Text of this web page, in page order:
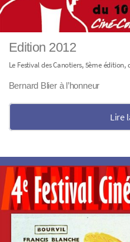
Edition 2012
Le Festival des Canotiers, 5ème édition,
Bernard Blier à l’honneur
Lire